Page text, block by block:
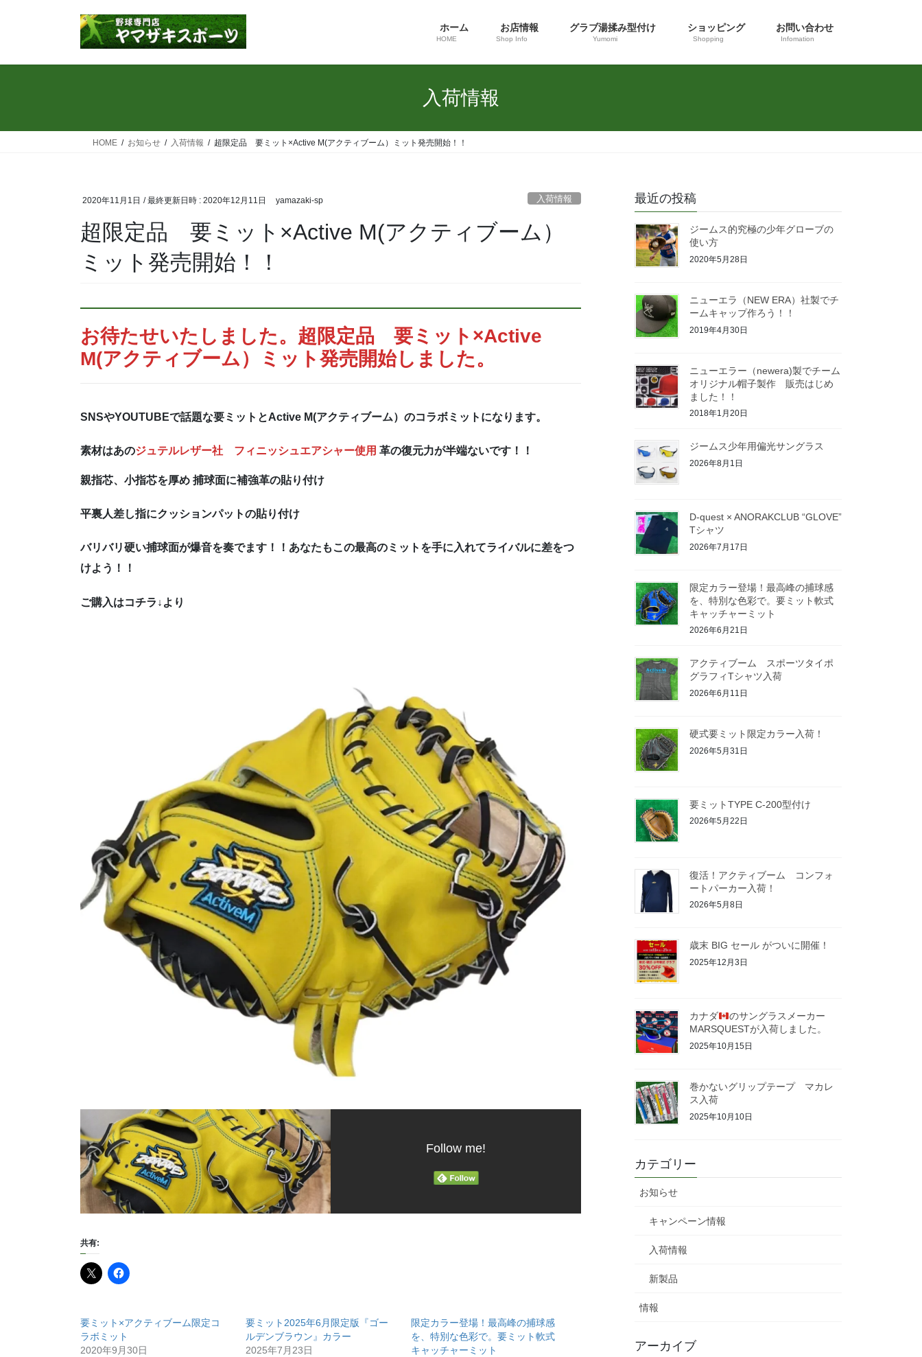
ホーム
HOME
お店情報
Shop Info
グラブ湯揉み型付け
Yumomi
ショッピング
Shopping
お問い合わせ
Infomation
入荷情報
HOME お知らせ 入荷情報 超限定品 要ミット×Active M(アクティブーム）ミット発売開始！！
2020年11月1日 / 最終更新日時 : 2020年12月11日 yamazaki-sp 入荷情報
超限定品 要ミット×Active M(アクティブーム）
ミット発売開始！！
お待たせいたしました。超限定品 要ミット×Active
M(アクティブーム）ミット発売開始しました。
SNSやYOUTUBEで話題な要ミットとActive M(アクティブーム）のコラボミットになります。
素材はあのジュテルレザー社 フィニッシュエアシャー使用 革の復元力が半端ないです！！
親指芯、小指芯を厚め 捕球面に補強革の貼り付け
平裏人差し指にクッションパットの貼り付け
バリバリ硬い捕球面が爆音を奏でます！！あなたもこの最高のミットを手に入れてライバルに差をつ
けよう！！
ご購入はコチラ↓より
Follow me!
共有:
要ミット×アクティブーム限定コ
ラボミット
2020年9月30日
要ミット2025年6月限定版『ゴー
ルデンブラウン』カラー
2025年7月23日
限定カラー登場！最高峰の捕球感
を、特別な色彩で。要ミット軟式
キャッチャーミット
最近の投稿
ジームス的究極の少年グローブの
使い方
2020年5月28日
ニューエラ（NEW ERA）社製でチ
ームキャップ作ろう！！
2019年4月30日
ニューエラー（newera)製でチーム
オリジナル帽子製作 販売はじめ
ました！！
2018年1月20日
ジームス少年用偏光サングラス
2026年8月1日
D-quest × ANORAKCLUB “GLOVE”
Tシャツ
2026年7月17日
限定カラー登場！最高峰の捕球感
を、特別な色彩で。要ミット軟式
キャッチャーミット
2026年6月21日
アクティブーム スポーツタイポ
グラフィTシャツ入荷
2026年6月11日
硬式要ミット限定カラー入荷！
2026年5月31日
要ミットTYPE C-200型付け
2026年5月22日
復活！アクティブーム コンフォ
ートパーカー入荷！
2026年5月8日
歳末 BIG セール がついに開催！
2025年12月3日
カナダ
のサングラスメーカー
MARSQUESTが入荷しました。
2025年10月15日
巻かないグリップテープ マカレ
ス入荷
2025年10月10日
カテゴリー
お知らせ
キャンペーン情報
入荷情報
新製品
情報
アーカイブ